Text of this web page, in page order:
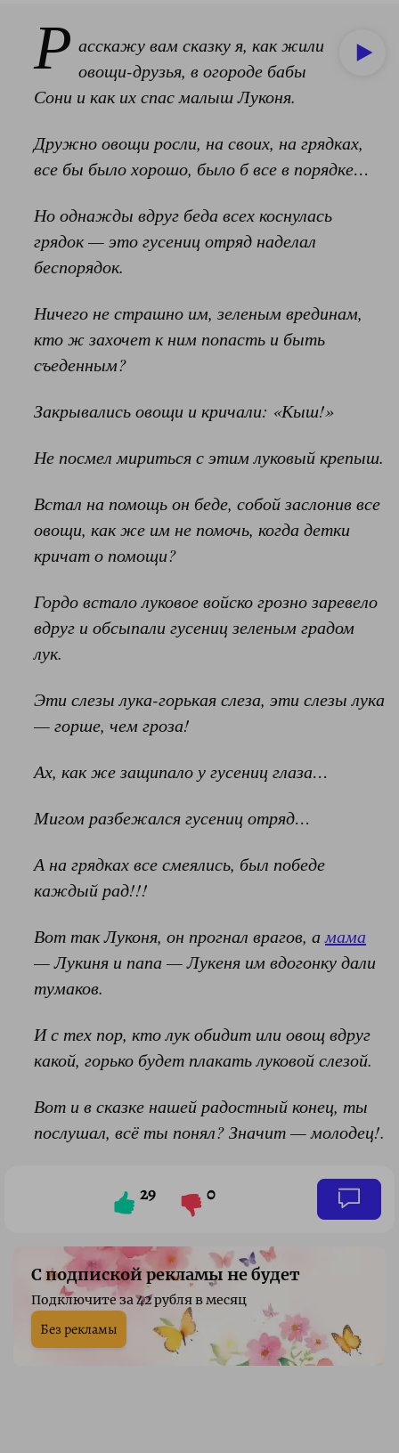
Р асскажу вам сказку я, как жили
овощи-друзья,в огороде бабы
Сони и как их спас малыш Луконя.
Дружно овощи росли, на своих, на грядках,
все бы было хорошо, было б все в порядке…
Но однажды вдруг беда всех коснулась
грядок— это гусениц отряд наделал
беспорядок.
Ничего не страшно им, зеленым врединам,
кто ж захочет к ним попасть и быть
съеденным?
Закрывались овощи и кричали: «Кыш!»
Не посмел мириться с этим луковый крепыш.
Встал на помощь он беде, собой заслонив все
овощи, как же им не помочь, когда детки
кричат о помощи?
Гордо встало луковое войскогрозно заревело
вдруг и обсыпали гусениц зеленым градом
лук.
Эти слезы лука-горькая слеза, эти слезы лука
— горше, чем гроза!
Ах, как же защипало у гусениц глаза…
Мигом разбежался гусениц отряд…
А на грядках все смеялись, был победе
каждый рад!!!
Вот так Луконя, он прогнал врагов, амама
— Лукиня и папа — Лукеня им вдогонку дали
тумаков.
И с тех пор, кто лук обидит или овощ вдруг
какой, горько будет плакать луковой слезой.
Вот и в сказке нашей радостный конец, ты
послушал, всё ты понял? Значит — молодец!.
29 0
С подпиской рекламы не будет
Подключите за 42 рубля в месяц
Без рекламы